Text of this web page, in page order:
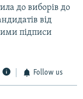
до виборів до
від
підписи
Follow us